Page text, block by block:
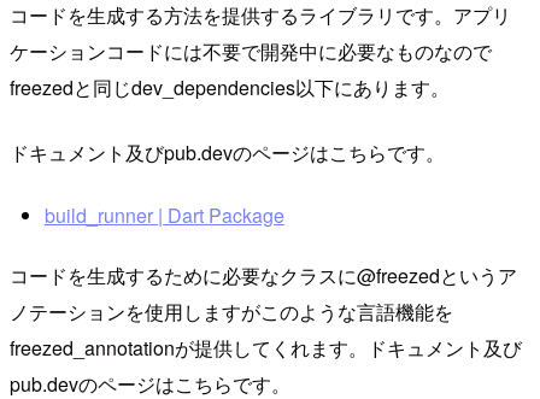
コードを生成する方法を提供するライブラリです。アプリ
ケーションコードには不要で開発中に必要なものなので
freezedと同じdev_dependencies以下にあります。
ドキュメント及びpub.devのページはこちらです。
build_runner | Dart Package
コードを生成するために必要なクラスに@freezedというア
ノテーションを使用しますがこのような言語機能を
freezed_annotationが提供してくれます。ドキュメント及び
pub.devのページはこちらです。